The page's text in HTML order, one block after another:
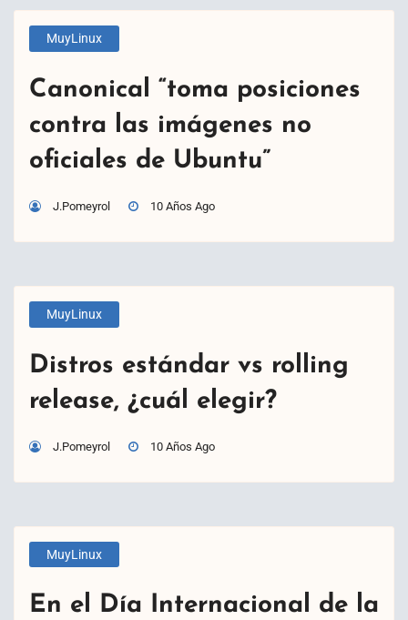
MuyLinux
Canonical “toma posiciones
contra las imágenes no
oficiales de Ubuntu”
J.Pomeyrol 10 Años Ago
MuyLinux
Distros estándar vs rolling
release, ¿cuál elegir?
J.Pomeyrol 10 Años Ago
MuyLinux
En el Día Internacional de la